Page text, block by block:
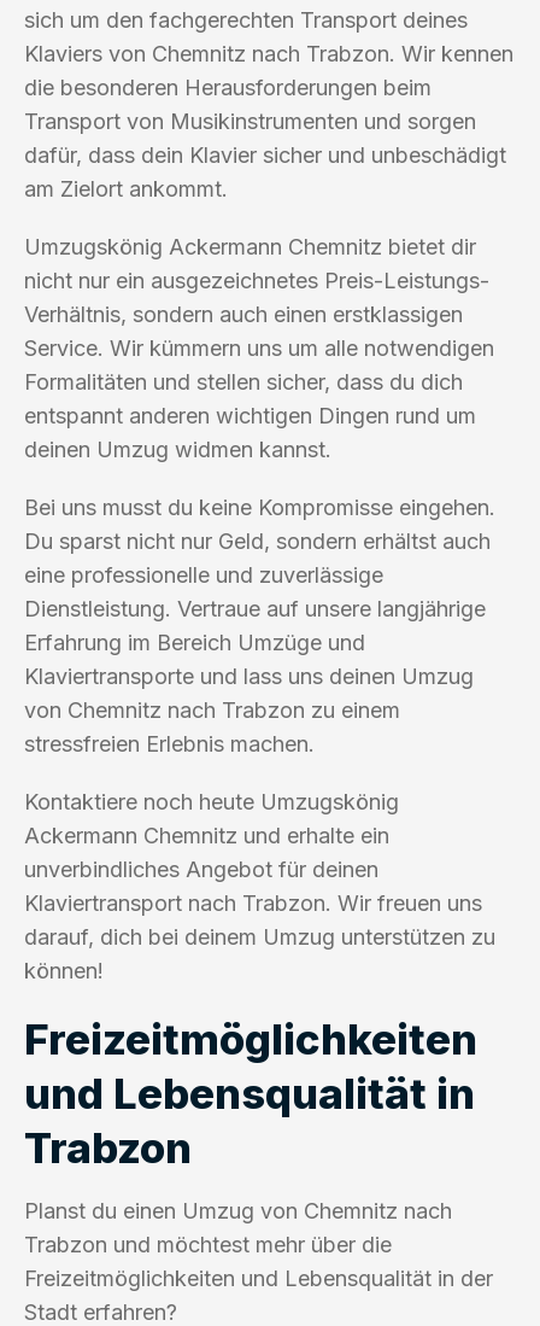
sich um den fachgerechten Transport deines
Klaviers von Chemnitz nach Trabzon. Wir kennen
die besonderen Herausforderungen beim
Transport von Musikinstrumenten und sorgen
dafür, dass dein Klavier sicher und unbeschädigt
am Zielort ankommt.
Umzugskönig Ackermann Chemnitz bietet dir
nicht nur ein ausgezeichnetes Preis-Leistungs-
Verhältnis, sondern auch einen erstklassigen
Service. Wir kümmern uns um alle notwendigen
Formalitäten und stellen sicher, dass du dich
entspannt anderen wichtigen Dingen rund um
deinen Umzug widmen kannst.
Bei uns musst du keine Kompromisse eingehen.
Du sparst nicht nur Geld, sondern erhältst auch
eine professionelle und zuverlässige
Dienstleistung. Vertraue auf unsere langjährige
Erfahrung im Bereich Umzüge und
Klaviertransporte und lass uns deinen Umzug
von Chemnitz nach Trabzon zu einem
stressfreien Erlebnis machen.
Kontaktiere noch heute Umzugskönig
Ackermann Chemnitz und erhalte ein
unverbindliches Angebot für deinen
Klaviertransport nach Trabzon. Wir freuen uns
darauf, dich bei deinem Umzug unterstützen zu
können!
Freizeitmöglichkeiten
und Lebensqualität in
Trabzon
Planst du einen Umzug von Chemnitz nach
Trabzon und möchtest mehr über die
Freizeitmöglichkeiten und Lebensqualität in der
Stadt erfahren?